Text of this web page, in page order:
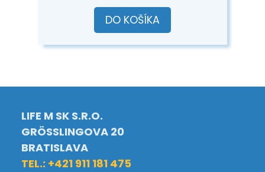
DO KOŠÍKA
LIFE M SK S.R.O.
GRÖSSLINGOVA 20
BRATISLAVA
TEL.: +421 911 181 475